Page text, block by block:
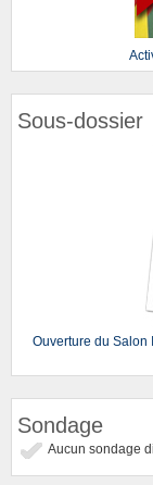
Sous-dossier
Ouverture du Salon
Sondage
Aucun sondage